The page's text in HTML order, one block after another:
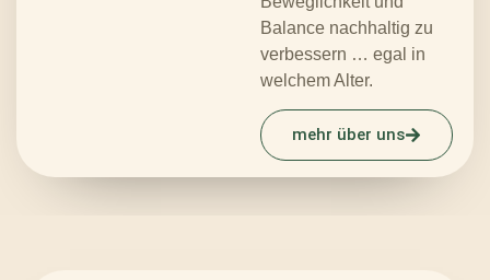
Balance nachhaltig zu
verbessern … egal in
welchem Alter.
mehr über uns